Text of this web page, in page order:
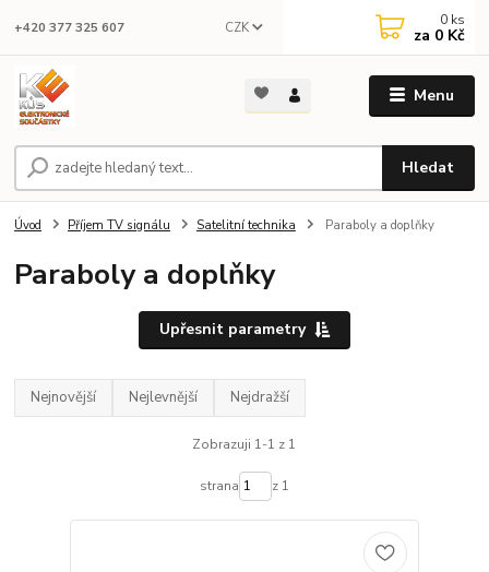
Menu
CZK
Hledat
+420 377 325 607 0 ks
za 0 Kč
Úvod Příjem TV signálu Satelitní technika Paraboly a doplňky
Paraboly a doplňky
Upřesnit parametry
Nejnovější Nejlevnější Nejdražší
Zobrazuji 1-1 z 1
strana z 1